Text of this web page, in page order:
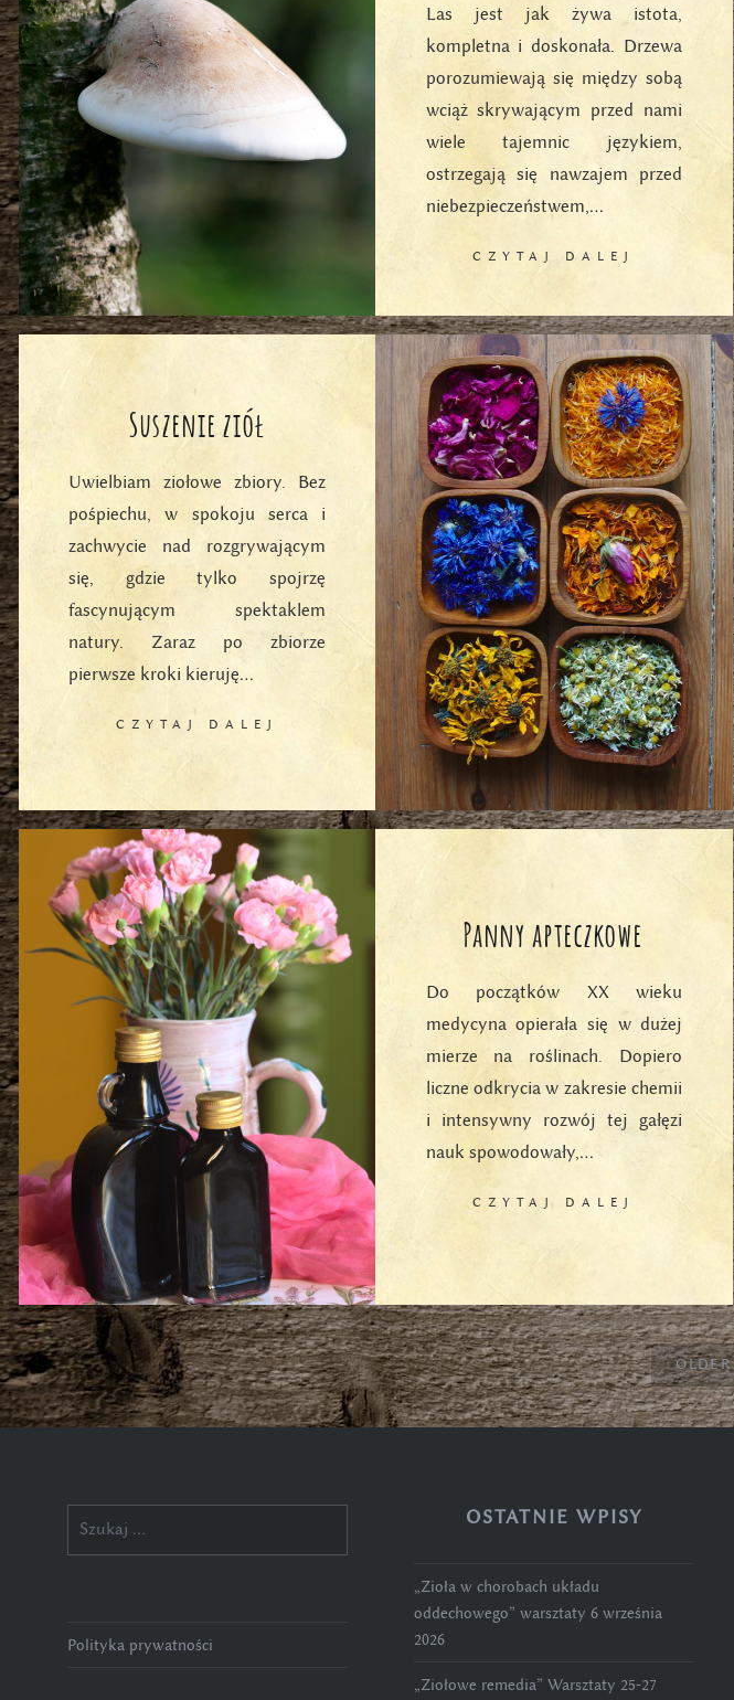
Las jest jak żywa istota,
kompletna i doskonała. Drzewa
porozumiewają się między sobą
wciąż skrywającym przed nami
wiele tajemnic językiem,
ostrzegają się nawzajem przed
niebezpieczeństwem,…
CZYTAJ DALEJ
Suszenie ziół
Uwielbiam ziołowe zbiory. Bez
pośpiechu, w spokoju serca i
zachwycie nad rozgrywającym
się, gdzie tylko spojrzę
fascynującym spektaklem
natury. Zaraz po zbiorze
pierwsze kroki kieruję…
CZYTAJ DALEJ
Panny apteczkowe
Do początków XX wieku
medycyna opierała się w dużej
mierze na roślinach. Dopiero
liczne odkrycia w zakresie chemii
i intensywny rozwój tej gałęzi
nauk spowodowały,…
CZYTAJ DALEJ
OSTATNIE WPISY
„Zioła w chorobach układu
oddechowego” warsztaty 6 września
2026
„Ziołowe remedia” Warsztaty 25-27
Polityka prywatności